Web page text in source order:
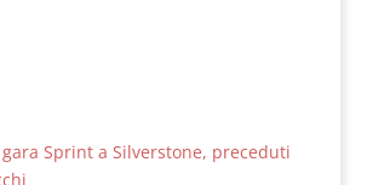
Sprint a Silverstone, preceduti